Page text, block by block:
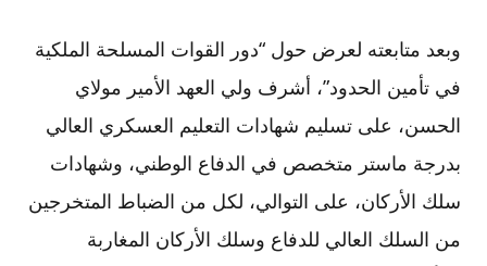
وبعد متابعته لعرض حول “دور القوات المسلحة الملكية
في تأمين الحدود”، أشرف ولي العهد الأمير مولاي
الحسن، على تسليم شهادات التعليم العسكري العالي
بدرجة ماستر متخصص في الدفاع الوطني، وشهادات
سلك الأركان، على التوالي، لكل من الضباط المتخرجين
من السلك العالي للدفاع وسلك الأركان المغاربة